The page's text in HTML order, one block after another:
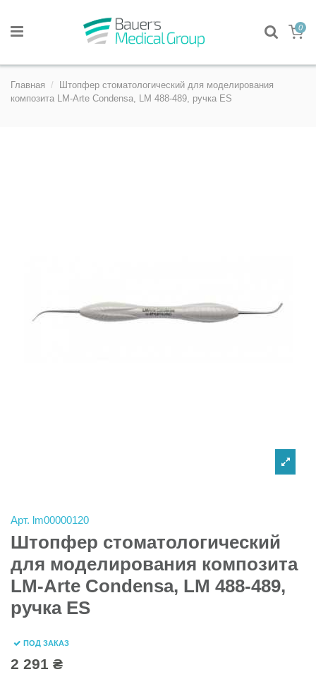
0
Главная
Штопфер стоматологический для моделирования
композита LM-Arte Condensa, LM 488-489, ручка ES
Арт. lm00000120
Штопфер стоматологический
для моделирования композита
LM-Arte Condensa, LM 488-489,
ручка ES
ПОД ЗАКАЗ
2 291 ₴